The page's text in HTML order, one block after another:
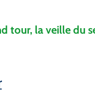
tour, la veille du